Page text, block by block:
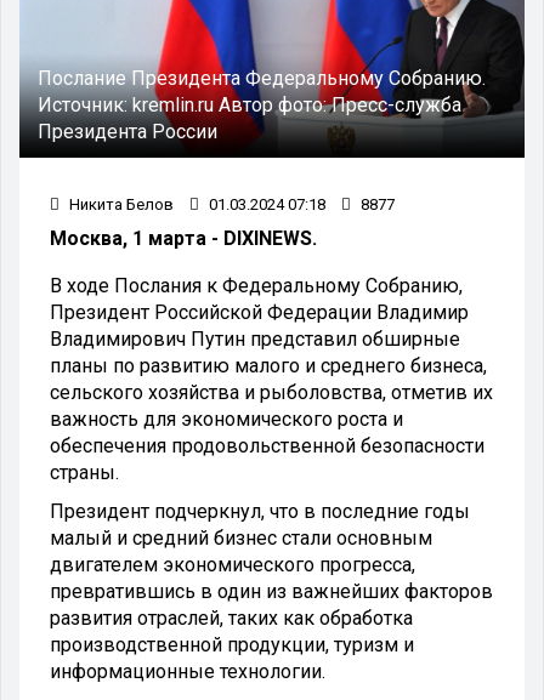
Послание Президента Федеральному Собранию.
Источник:kremlin.ruАвтор фото:Пресс-служба
Президента России
Никита Белов 01.03.2024 07:18 8877
Москва, 1 марта - DIXINEWS.
В ходе Послания к Федеральному Собранию,
Президент Российской Федерации Владимир
Владимирович Путин представил обширные
планы по развитию малого и среднего бизнеса,
сельского хозяйства и рыболовства, отметив их
важность для экономического роста и
обеспечения продовольственной безопасности
страны.
Президент подчеркнул, что в последние годы
малый и средний бизнес стали основным
двигателем экономического прогресса,
превратившись в один из важнейших факторов
развития отраслей, таких как обработка
производственной продукции, туризм и
информационные технологии.